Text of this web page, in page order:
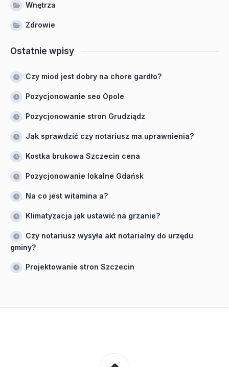
Wnętrza
Zdrowie
Ostatnie wpisy
Czy miod jest dobry na chore gardło?
Pozycjonowanie seo Opole
Pozycjonowanie stron Grudziądz
Jak sprawdzić czy notariusz ma uprawnienia?
Kostka brukowa Szczecin cena
Pozycjonowanie lokalne Gdańsk
Na co jest witamina a?
Klimatyzacja jak ustawić na grzanie?
Czy notariusz wysyła akt notarialny do urzędu
gminy?
Projektowanie stron Szczecin